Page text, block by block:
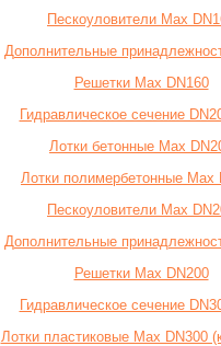
Пескоуловители Max
Дополнительные
Решетки Max DN160
Гидравлическое сечение
Лотки бетонные Max
Лотки полимербетонные Max
Пескоуловители Max
Дополнительные
Решетки Max DN200
Гидравлическое сечение
Лотки пластиковые Max DN300